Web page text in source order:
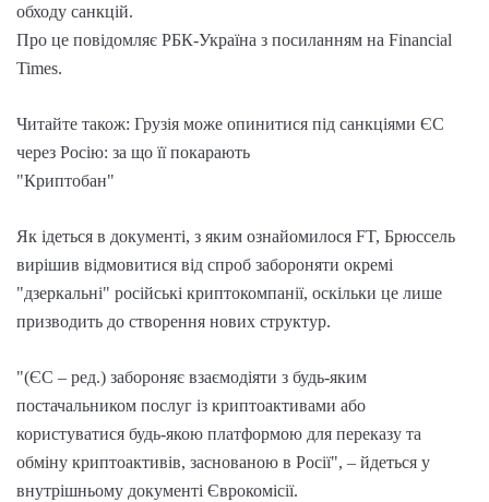
обходу санкцій.
Про це повідомляє РБК-Україна з посиланням на Financial
Times.
Читайте також: Грузія може опинитися під санкціями ЄС
через Росію: за що її покарають
"Криптобан"
Як ідеться в документі, з яким ознайомилося FT, Брюссель
вирішив відмовитися від спроб забороняти окремі
"дзеркальні" російські криптокомпанії, оскільки це лише
призводить до створення нових структур.
"(ЄС – ред.) забороняє взаємодіяти з будь-яким
постачальником послуг із криптоактивами або
користуватися будь-якою платформою для переказу та
обміну криптоактивів, заснованою в Росії", – йдеться у
внутрішньому документі Єврокомісії.